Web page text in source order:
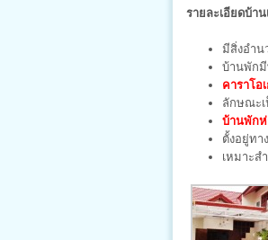
รายละเอียดบ้า
มีสิ่งอำน
บ้านพักมี
คาราโอ
ลักษณะ
บ้านพักห่
ตั้งอยู่ทา
เหมาะส